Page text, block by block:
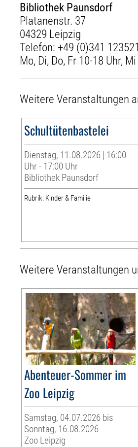
Bibliothek Paunsdorf
Platanenstr. 37
04329 Leipzig
Telefon: +49 (0)341
Mo, Di, Do, Fr 10-18 Uhr,
Weitere Veranstaltungen
Schultütenbastelei
Dienstag, 11.08.2026 | 16:00
Uhr - 17:00 Uhr
Bibliothek Paunsdorf
Rubrik: Kinder & Familie
Weitere Veranstaltungen
Abenteuer-Sommer im
Zoo Leipzig
Samstag, 04.07.2026 bis
Sonntag, 16.08.2026
Zoo Leipzig